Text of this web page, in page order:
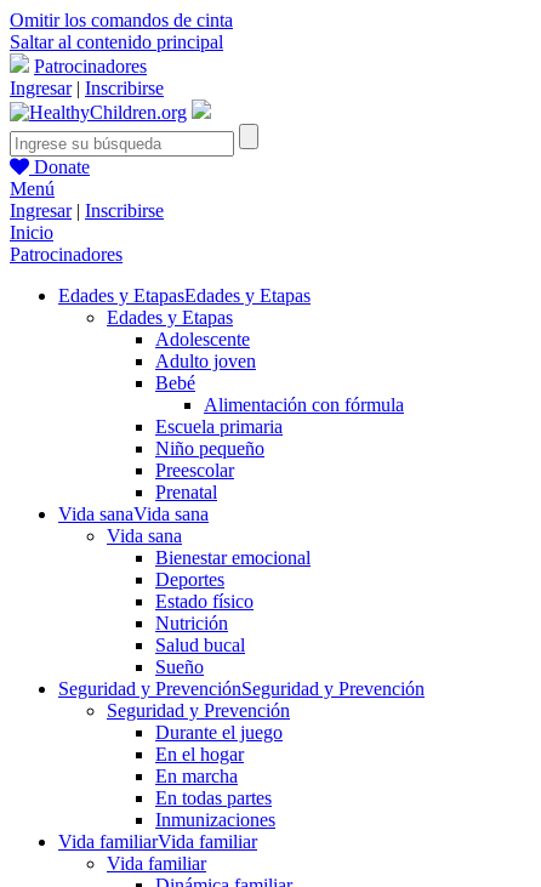
Omitir los comandos de cinta
Saltar al contenido principal
Patrocinadores
Ingresar| Inscribirse
Donate
Menú
Ingresar| Inscribirse
Inicio
Patrocinadores
Edades y EtapasEdades y Etapas
Edades y Etapas
Adolescente
Adulto joven
Bebé
Alimentación con fórmula
Escuela primaria
Niño pequeño
Preescolar
Prenatal
Vida sanaVida sana
Vida sana
Bienestar emocional
Deportes
Estado físico
Nutrición
Salud bucal
Sueño
Seguridad y PrevenciónSeguridad y Prevención
Seguridad y Prevención
Durante el juego
En el hogar
En marcha
En todas partes
Inmunizaciones
Vida familiarVida familiar
Vida familiar